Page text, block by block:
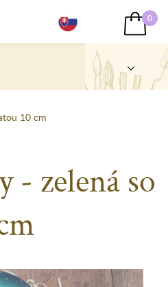
0
10 cm
- zelená so